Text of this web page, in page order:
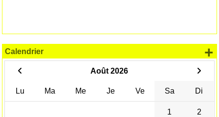
Calendrier
Août 2026
Lu Ma Me Je Ve Sa Di
1 2
+